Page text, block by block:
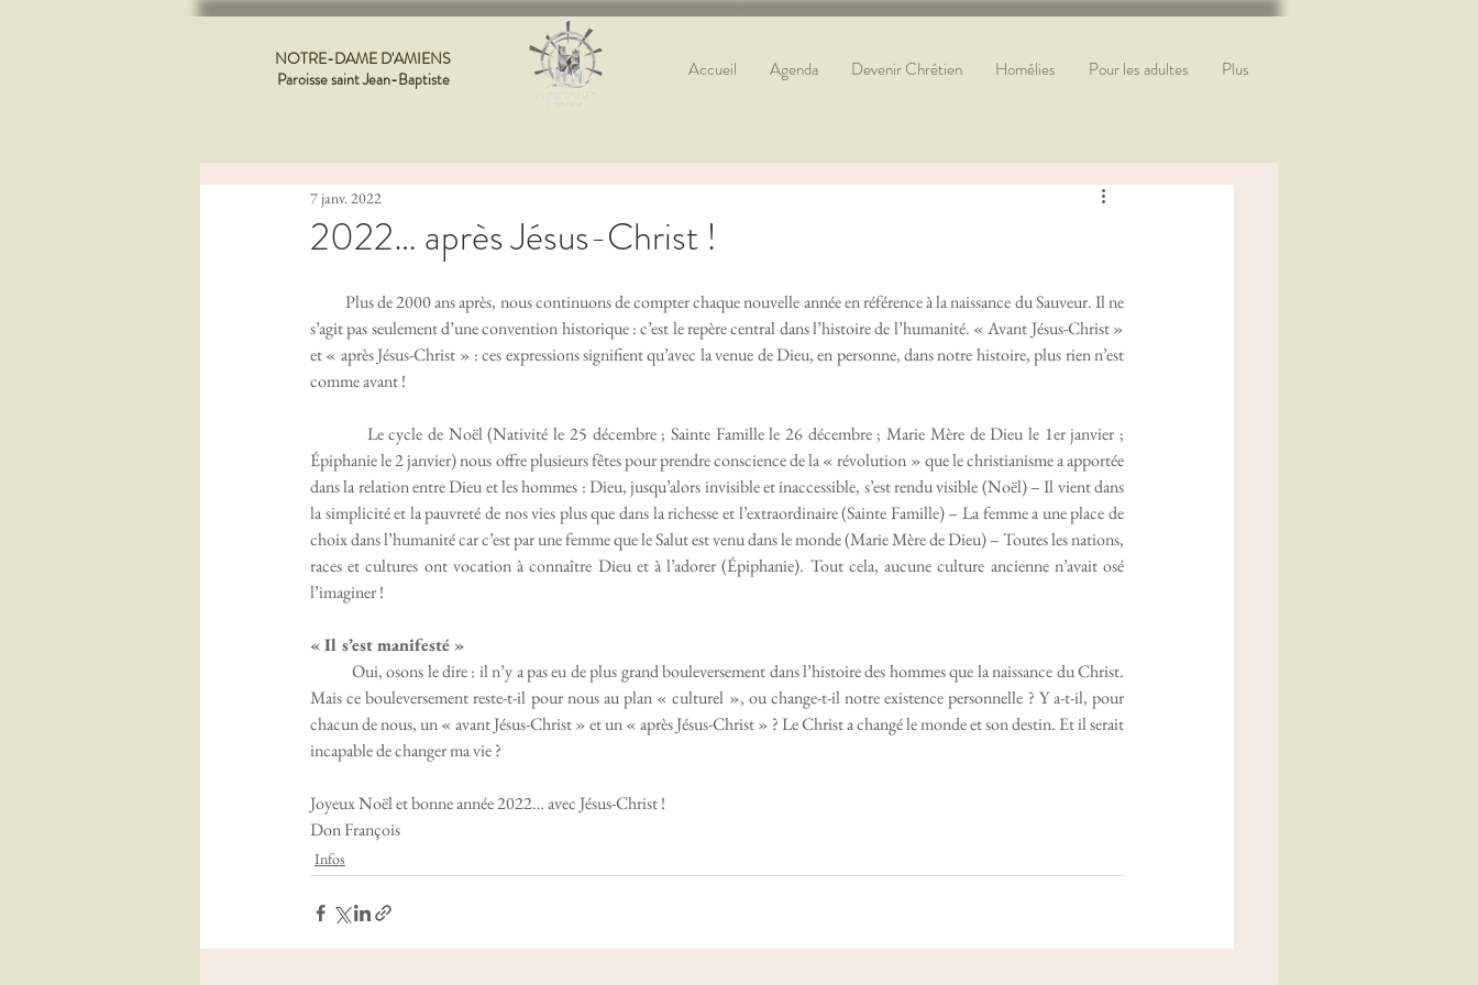
NOTRE-DAME D'AMIENS
Paroisse saint Jean-Baptiste
Accueil Agenda Devenir Chrétien Homélies Pour les adultes Plus
2022… après Jésus-Christ !
7 janv. 2022
s’agit pas seulement d’une convention historique : c’est le repère central dans l’histoire de l’humanité. « Avant Jésus-Christ »
et « après Jésus-Christ » : ces expressions signifient qu’avec la venue de Dieu, en personne, dans notre histoire, plus rien n’est
comme avant !
Épiphanie le 2 janvier) nous offre plusieurs fêtes pour prendre conscience de la « révolution » que le christianisme a apportée
dans la relation entre Dieu et les hommes : Dieu, jusqu’alors invisible et inaccessible, s’est rendu visible (Noël) – Il vient dans
la simplicité et la pauvreté de nos vies plus que dans la richesse et l’extraordinaire (Sainte Famille) – La femme a une place de
choix dans l’humanité car c’est par une femme que le Salut est venu dans le monde (Marie Mère de Dieu) – Toutes les nations,
races et cultures ont vocation à connaître Dieu et à l’adorer (Épiphanie). Tout cela, aucune culture ancienne n’avait osé
l’imaginer !
« Il s’est manifesté »
Mais ce bouleversement reste-t-il pour nous au plan « culturel », ou change-t-il notre existence personnelle ? Y a-t-il, pour
chacun de nous, un « avant Jésus-Christ » et un « après Jésus-Christ » ? Le Christ a changé le monde et son destin. Et il serait
incapable de changer ma vie ?
Joyeux Noël et bonne année 2022… avec Jésus-Christ !
Don François
Infos